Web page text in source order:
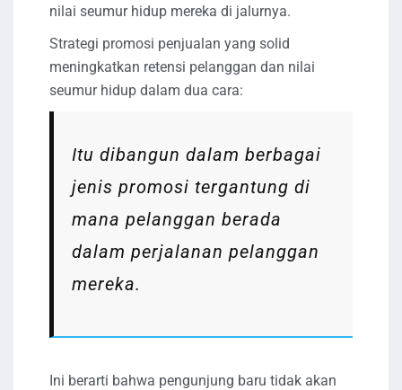
nilai seumur hidup mereka di jalurnya.
Strategi promosi penjualan yang solid
meningkatkan retensi pelanggan dan nilai
seumur hidup dalam dua cara:
Itu dibangun dalam berbagai
jenis promosi tergantung di
mana pelanggan berada
dalam perjalanan pelanggan
mereka.
Ini berarti bahwa pengunjung baru tidak akan